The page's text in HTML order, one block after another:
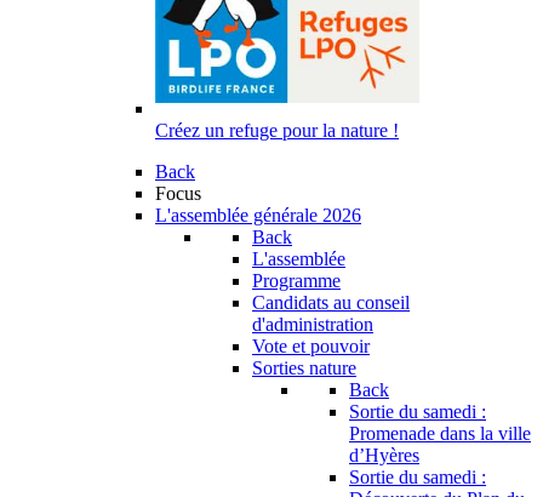
Créez un refuge pour la nature !
Back
Focus
L'assemblée générale 2026
Back
L'assemblée
Programme
Candidats au conseil
d'administration
Vote et pouvoir
Sorties nature
Back
Sortie du samedi :
Promenade dans la ville
d’Hyères
Sortie du samedi :